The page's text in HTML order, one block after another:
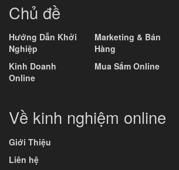
Chủ đề
Hướng Dẫn Khởi
Nghiệp
Kinh Doanh
Online
Marketing & Bán
Hàng
Mua Sắm Online
Về kinh nghiệm online
Giới Thiệu
Liên hệ